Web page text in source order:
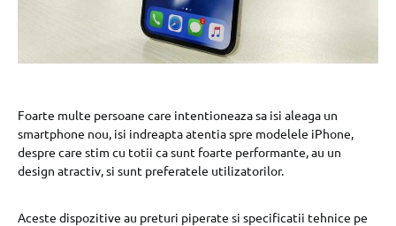
Foarte multe persoane care intentioneaza sa isi aleaga un
smartphone nou, isi indreapta atentia spre modelele iPhone,
despre care stim cu totii ca sunt foarte performante, au un
design atractiv, si sunt preferatele utilizatorilor.
Aceste dispozitive au preturi piperate si specificatii tehnice pe